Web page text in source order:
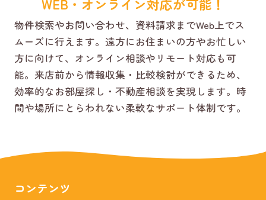
WEB・オンライン対応が可能！
物件検索やお問い合わせ、資料請求までWeb上でス
ムーズに行えます。遠方にお住まいの方やお忙しい
方に向けて、オンライン相談やリモート対応も可
能。来店前から情報収集・比較検討ができるため、
効率的なお部屋探し・不動産相談を実現します。時
間や場所にとらわれない柔軟なサポート体制です。
コンテンツ